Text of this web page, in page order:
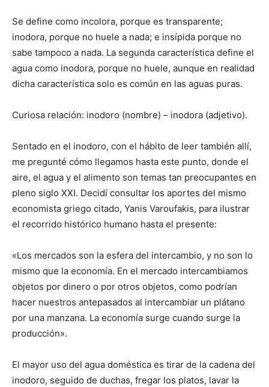
Se define como incolora, porque es transparente;
inodora, porque no huele a nada; e insípida porque no
sabe tampoco a nada. La segunda característica define el
agua como inodora, porque no huele, aunque en realidad
dicha característica solo es común en las aguas puras.
Curiosa relación: inodoro (nombre) – inodora (adjetivo).
Sentado en el inodoro, con el hábito de leer también allí,
me pregunté cómo llegamos hasta este punto, donde el
aire, el agua y el alimento son temas tan preocupantes en
pleno siglo XXI. Decidí consultar los aportes del mismo
economista griego citado, Yanis Varoufakis, para ilustrar
el recorrido histórico humano hasta el presente:
«Los mercados son la esfera del intercambio, y no son lo
mismo que la economía. En el mercado intercambiamos
objetos por dinero o por otros objetos, como podrían
hacer nuestros antepasados al intercambiar un plátano
por una manzana. La economía surge cuando surge la
producción».
El mayor uso del agua doméstica es tirar de la cadena del
inodoro, seguido de duchas, fregar los platos, lavar la